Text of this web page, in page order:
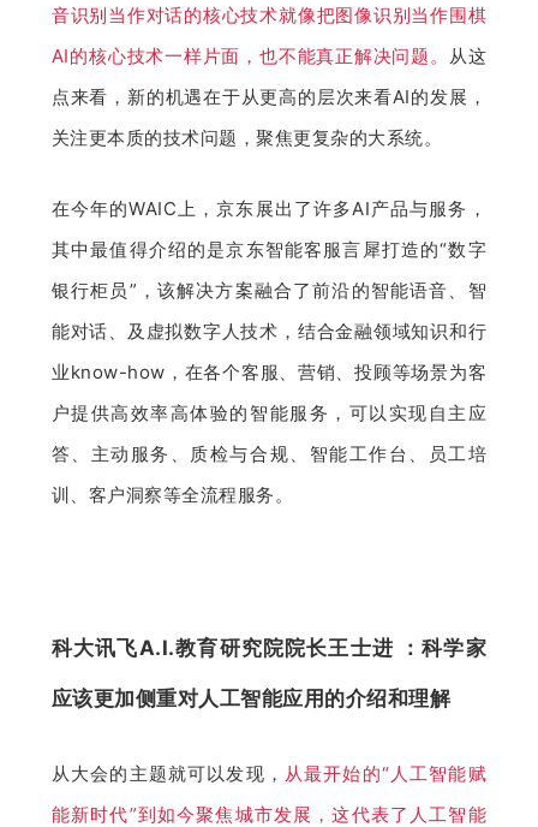
音识别当作对话的核心技术就像把图像识别当作围棋
AI的核心技术一样片面，也不能真正解决问题。 从这
点来看，新的机遇在于从更高的层次来看AI的发展，
关注更本质的技术问题，聚焦更复杂的大系统。
在今年的WAIC上，京东展出了许多AI产品与服务，
其中最值得介绍的是京东智能客服言犀打造的“数字
银行柜员”，该解决方案融合了前沿的智能语音、智
能对话、及虚拟数字人技术，结合金融领域知识和行
业know-how，在各个客服、营销、投顾等场景为客
户提供高效率高体验的智能服务，可以实现自主应
答、主动服务、质检与合规、智能工作台、员工培
训、客户洞察等全流程服务。
科大讯飞A.I.教育研究院院长王士进 ：科学家
应该更加侧重对人工智能应用的介绍和理解
从大会的主题就可以发现， 从最开始的“人工智能赋
能新时代”到如今聚焦城市发展，这代表了人工智能